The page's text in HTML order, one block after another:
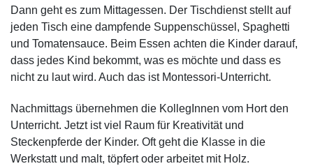
Dann geht es zum Mittagessen. Der Tischdienst stellt auf
jeden Tisch eine dampfende Suppenschüssel, Spaghetti
und Tomatensauce. Beim Essen achten die Kinder darauf,
dass jedes Kind bekommt, was es möchte und dass es
nicht zu laut wird. Auch das ist Montessori-Unterricht.
Nachmittags übernehmen die KollegInnen vom Hort den
Unterricht. Jetzt ist viel Raum für Kreativität und
Steckenpferde der Kinder. Oft geht die Klasse in die
Werkstatt und malt, töpfert oder arbeitet mit Holz.